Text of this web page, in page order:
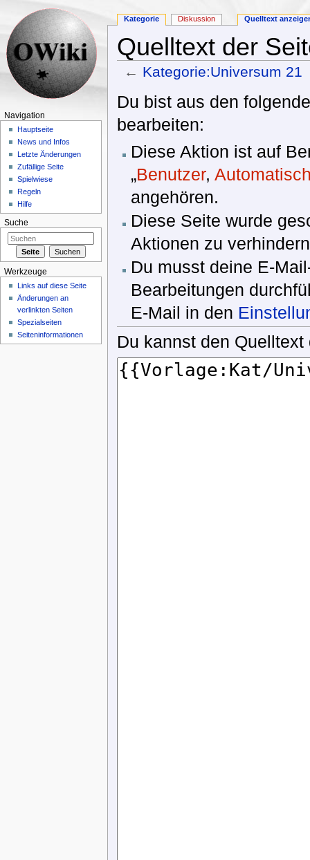
Quelltext der
← Kategorie:Universum 21
Du bist aus den
bearbeiten:
Diese Aktion ist auf
„Benutzer,
angehören.
Diese Seite wurde
Aktionen zu
Du musst deine E-
Bearbeitungen
E-Mail in den
Du kannst den
Kategorie Diskussion Quelltext
Navigation
Hauptseite
News und Infos
Letzte Änderungen
Zufällige Seite
Spielwiese
Regeln
Hilfe
Suche
Werkzeuge
Links auf diese Seite
Änderungen an
verlinkten Seiten
Spezialseiten
Seiteninformationen